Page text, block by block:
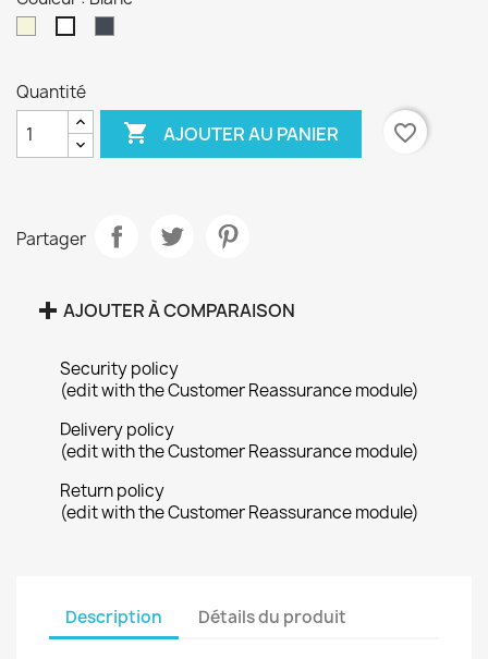
Quantité
 AJOUTER AU PANIER favorite_border
Partager
AJOUTER À COMPARAISON
Security policy
(edit with the Customer Reassurance module)
Delivery policy
(edit with the Customer Reassurance module)
Return policy
(edit with the Customer Reassurance module)
Description Détails du produit
Créer une liste d'envies
Nom de la liste d'envies
Annuler